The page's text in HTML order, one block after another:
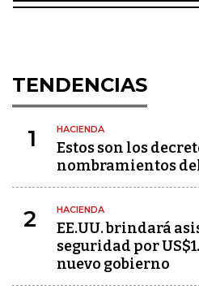
TENDENCIAS
1 HACIENDA
Estos son los
nombramientos
2 HACIENDA
EE.UU. brindará
seguridad por
nuevo gobierno